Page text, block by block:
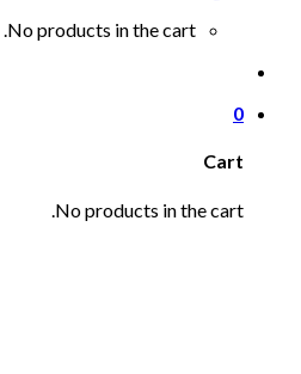
No products in the cart.
0
Cart
No products in the cart.